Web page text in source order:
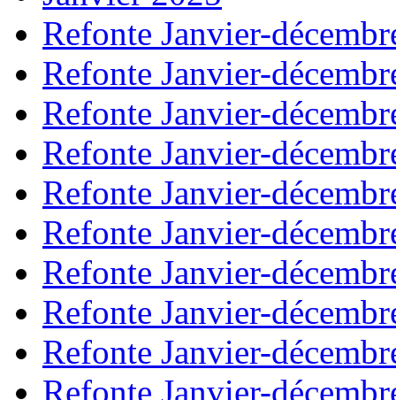
Refonte Janvier-
Refonte Janvier-
Refonte Janvier-
Refonte Janvier-
Refonte Janvier-
Refonte Janvier-
Refonte Janvier-
Refonte Janvier-
Refonte Janvier-
Refonte Janvier-